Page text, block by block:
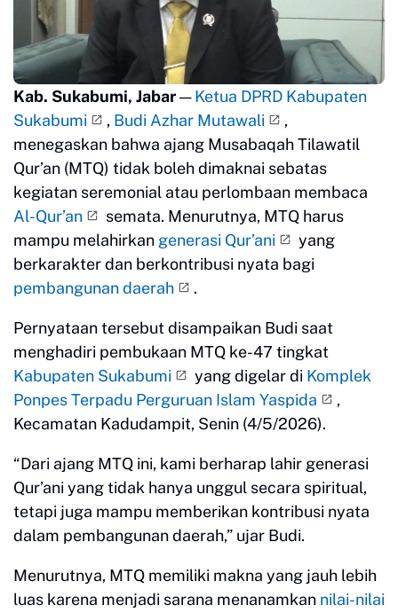
Kab. Sukabumi, Jabar—Ketua DPRD Kabupaten
Sukabumi
, Budi Azhar Mutawali
,
menegaskan bahwa ajang Musabaqah Tilawatil
Qur’an (MTQ) tidak boleh dimaknai sebatas
kegiatan seremonial atau perlombaan membaca
Al-Qur’an
semata. Menurutnya, MTQ harus
mampu melahirkan generasi Qur’ani
yang
berkarakter dan berkontribusi nyata bagi
pembangunan daerah
.
Pernyataan tersebut disampaikan Budi saat
menghadiri pembukaan MTQ ke-47 tingkat
Kabupaten Sukabumi
yang digelar di Komplek
Ponpes Terpadu Perguruan Islam Yaspida
,
Kecamatan Kadudampit, Senin (4/5/2026).
“Dari ajang MTQ ini, kami berharap lahir generasi
Qur’ani yang tidak hanya unggul secara spiritual,
tetapi juga mampu memberikan kontribusi nyata
dalam pembangunan daerah,” ujar Budi.
Menurutnya, MTQ memiliki makna yang jauh lebih
luas karena menjadi sarana menanamkan nilai-nilai